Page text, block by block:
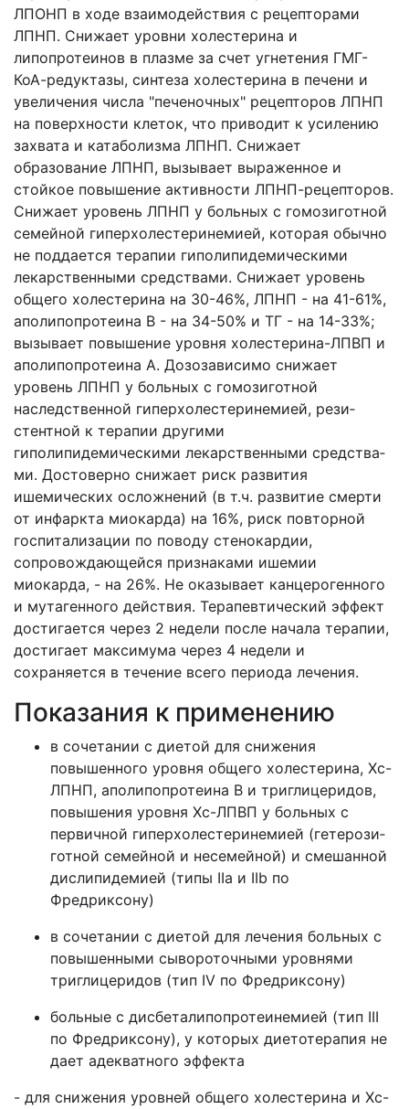
ЛПОНП в ходе взаимодействия с рецепторами
ЛПHП. Снижает уровни холестерина и
липопротеинов в плазме за счет угнете­ния ГМГ-
КоА-редуктазы, синтеза холестерина в печени и
увеличения числа "печеночных" рецепторов ЛПНП
на поверхности клеток, что приводит к усиле­нию
захвата и катаболизма ЛПНП. Снижает
образование ЛПНП, вызывает вы­раженное и
стойкое повышение активности ЛПНП-рецепторов.
Снижает уро­вень ЛПНП у больных с гомозиготной
семейной гиперхолестеринемией, кото­рая обычно
не поддается терапии гиполипидемическими
лекарственными сред­ствами. Снижает уровень
общего холестерина на 30-46%, ЛПНП - на 41-61%,
аполипопротеина В - на 34-50% и ТГ - на 14-33%;
вызывает повышение уровня холестерина-ЛПВП и
аполипопротеина А. Дозозависимо снижает
уровень ЛПНП у больных с гомозиготной
наследственной гиперхолестеринемией, рези­
стентной к терапии другими
гиполипидемическими лекарственными средства­
ми. Достоверно снижает риск развития
ишемических осложнений (в т.ч. разви­тие смерти
от инфаркта миокарда) на 16%, риск повторной
госпитализации по поводу стенокардии,
сопровождающейся признаками ишемии
миокарда, - на 26%. Не оказывает канцерогенного
и мутагенного действия. Терапевтический эффект
достигается через 2 недели после начала терапии,
достигает максимума через 4 недели и
сохраняется в течение всего периода лечения.
Показания к применению
в сочетании с диетой для снижения
повышенного уровня общего холестерина, Хс-
ЛПНП, аполипопротеина В и триглицеридов,
повышения уровня Хс-ЛПВП у больных с
первичной гиперхолестеринемией (гетерози­
готной семейной и несемейной) и смешанной
дислипидемией (типы IIа и IIb по
Фредриксону)
в сочетании с диетой для лечения больных с
повышенными сывороточными уровнями
триглицеридов (тип IV по Фредриксону)
больные с дисбеталипопротеинемией (тип III
по Фредриксону), у которых диетотерапия не
дает адекватного эффекта
- для снижения уровней общего холестерина и Хс-